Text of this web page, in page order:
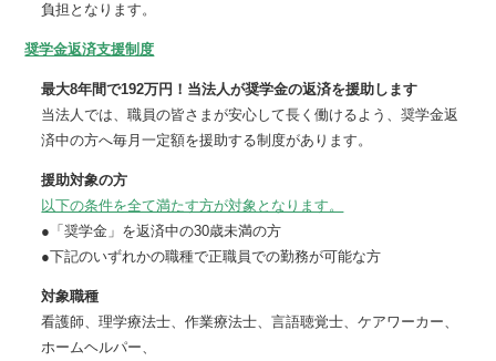
負担となります。
奨学金返済支援制度
最大8年間で192万円！当法人が奨学金の返済を援助します
当法人では、職員の皆さまが安心して長く働けるよう、奨学金返
済中の方へ毎月一定額を援助する制度があります。
援助対象の方
以下の条件を全て満たす方が対象となります。
●「奨学金」を返済中の30歳未満の方
●下記のいずれかの職種で正職員での勤務が可能な方
対象職種
看護師、理学療法士、作業療法士、言語聴覚士、ケアワーカー、
ホームヘルパー、